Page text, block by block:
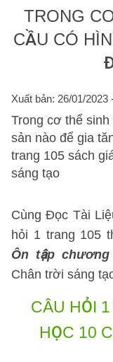
TRONG
CẦU CÓ
Xuất bản: 26/01/2023
Trong cơ thể
sản nào để gia
trang 105 sách
sáng tạo
Cùng Đọc Tài
hỏi 1 trang 105
Ôn tập
Chân trời sáng
CÂU HỎI
HỌC 10